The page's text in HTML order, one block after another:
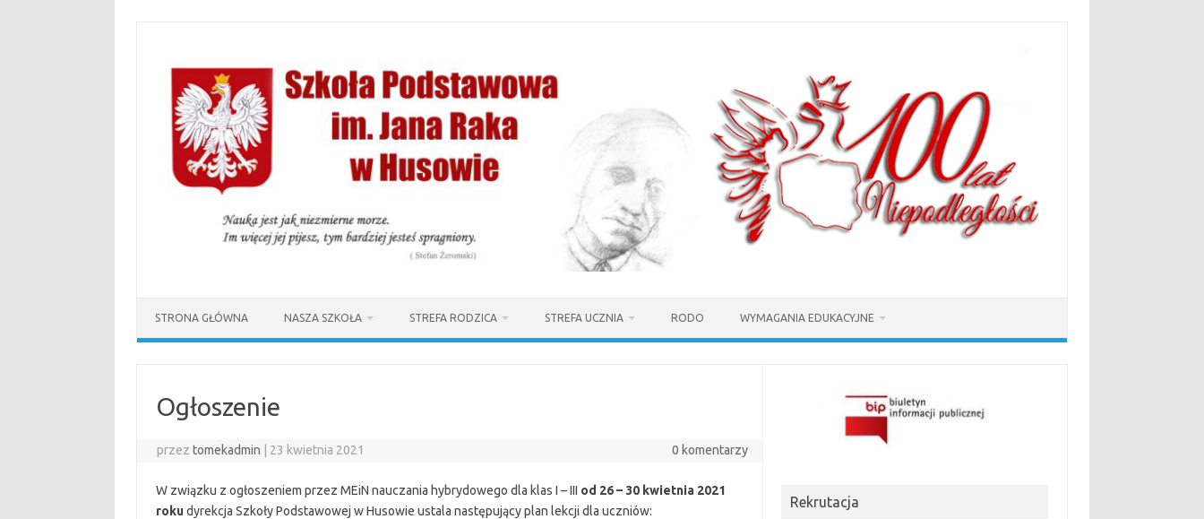
STRONA GŁÓWNA NASZA SZKOŁA STREFA RODZICA STREFA UCZNIA RODO WYMAGANIA EDUKACYJNE
Ogłoszenie
przeztomekadmin 23 kwietnia 2021 0 komentarzy
W związku z ogłoszeniem przez MEiN nauczania hybrydowego dla klas I – III od 26 – 30 kwietnia 2021
rokudyrekcja Szkoły Podstawowej w Husowie ustala następujący plan lekcji dla uczniów:
Rekrutacja